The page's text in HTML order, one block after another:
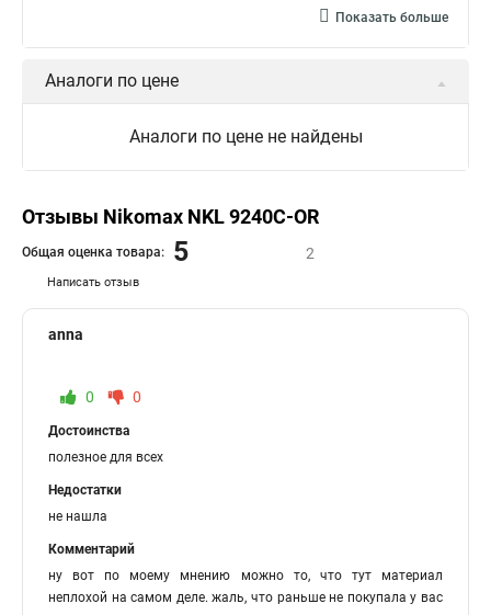
Показать больше
Аналоги по цене
Аналоги по цене не найдены
Отзывы Nikomax NKL 9240C-OR
Написать отзыв
Общая оценка товара: 5 2
anna
0 0
Достоинства
полезное для всех
Недостатки
не нашла
Комментарий
ну вот по моему мнению можно то, что тут материал
неплохой на самом деле. жаль, что раньше не покупала у вас